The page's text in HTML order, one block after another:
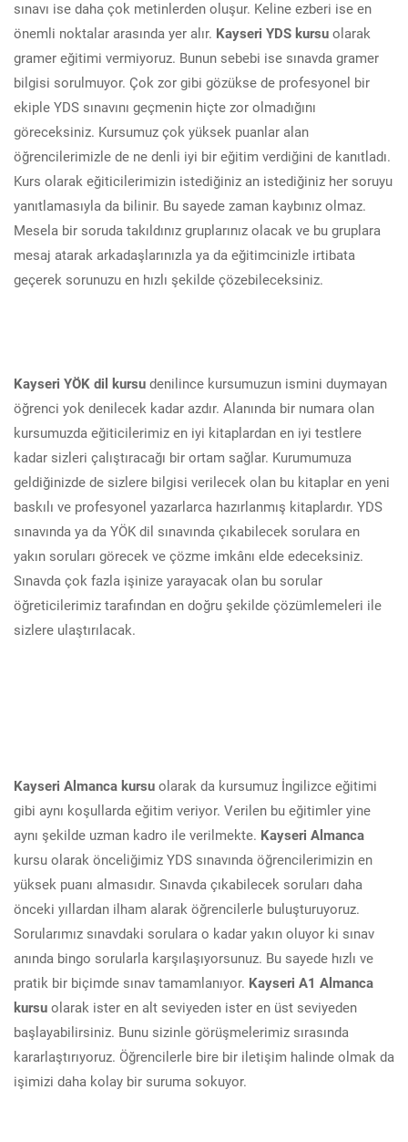
sınavı ise daha çok metinlerden oluşur. Keline ezberi ise en
önemli noktalar arasında yer alır. Kayseri YDS kursu olarak
gramer eğitimi vermiyoruz. Bunun sebebi ise sınavda gramer
bilgisi sorulmuyor. Çok zor gibi gözükse de profesyonel bir
ekiple YDS sınavını geçmenin hiçte zor olmadığını
göreceksiniz. Kursumuz çok yüksek puanlar alan
öğrencilerimizle de ne denli iyi bir eğitim verdiğini de kanıtladı.
Kurs olarak eğiticilerimizin istediğiniz an istediğiniz her soruyu
yanıtlamasıyla da bilinir. Bu sayede zaman kaybınız olmaz.
Mesela bir soruda takıldınız gruplarınız olacak ve bu gruplara
mesaj atarak arkadaşlarınızla ya da eğitimcinizle irtibata
geçerek sorunuzu en hızlı şekilde çözebileceksiniz.
Kayseri YÖK dil kursu denilince kursumuzun ismini duymayan
öğrenci yok denilecek kadar azdır. Alanında bir numara olan
kursumuzda eğiticilerimiz en iyi kitaplardan en iyi testlere
kadar sizleri çalıştıracağı bir ortam sağlar. Kurumumuza
geldiğinizde de sizlere bilgisi verilecek olan bu kitaplar en yeni
baskılı ve profesyonel yazarlarca hazırlanmış kitaplardır. YDS
sınavında ya da YÖK dil sınavında çıkabilecek sorulara en
yakın soruları görecek ve çözme imkânı elde edeceksiniz.
Sınavda çok fazla işinize yarayacak olan bu sorular
öğreticilerimiz tarafından en doğru şekilde çözümlemeleri ile
sizlere ulaştırılacak.
Kayseri Almanca kursu olarak da kursumuz İngilizce eğitimi
gibi aynı koşullarda eğitim veriyor. Verilen bu eğitimler yine
aynı şekilde uzman kadro ile verilmekte. Kayseri Almanca
kursu olarak önceliğimiz YDS sınavında öğrencilerimizin en
yüksek puanı almasıdır. Sınavda çıkabilecek soruları daha
önceki yıllardan ilham alarak öğrencilerle buluşturuyoruz.
Sorularımız sınavdaki sorulara o kadar yakın oluyor ki sınav
anında bingo sorularla karşılaşıyorsunuz. Bu sayede hızlı ve
pratik bir biçimde sınav tamamlanıyor. Kayseri A1 Almanca
kursu olarak ister en alt seviyeden ister en üst seviyeden
başlayabilirsiniz. Bunu sizinle görüşmelerimiz sırasında
kararlaştırıyoruz. Öğrencilerle bire bir iletişim halinde olmak da
işimizi daha kolay bir suruma sokuyor.